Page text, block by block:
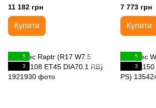
racing-sch)
11 182 грн
Купити
7 773 грн
Купити
5
3
5
3